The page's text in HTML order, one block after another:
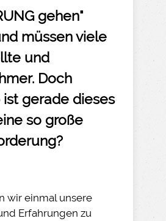
gehen"
müssen viele
und
Doch
gerade dieses
so große
wir einmal unsere
Erfahrungen zu